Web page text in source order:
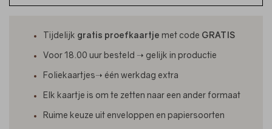
Tijdelijk gratis proefkaartje met code GRATIS
Voor 18.00 uur besteld ➝ gelijk in productie
Foliekaartjes➝ één werkdag extra
Elk kaartje is om te zetten naar een ander formaat
Ruime keuze uit enveloppen en papiersoorten